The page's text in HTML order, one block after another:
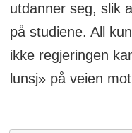
utdanner seg, slik
på studiene. All
ikke regjeringen
lunsj» på veien